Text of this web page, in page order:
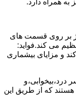
بر روی قسمت های
می کند.فواید:
و مزایای بیشماری
درد،بیخوابی،و
هستند که از طریق این